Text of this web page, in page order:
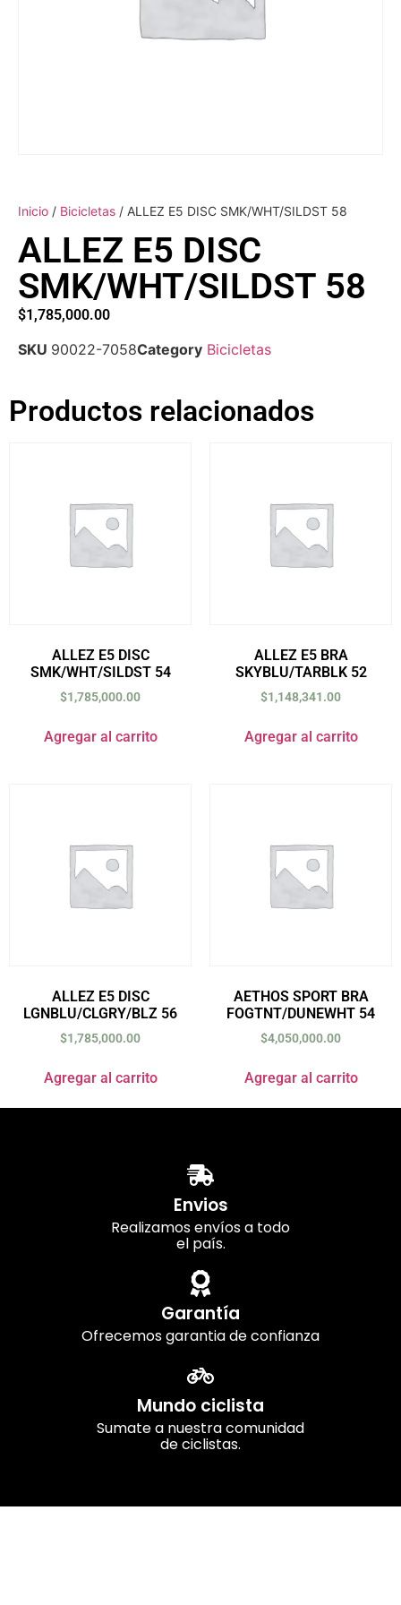
Inicio / Bicicletas / ALLEZ E5 DISC SMK/WHT/SILDST 58
ALLEZ E5 DISC
SMK/WHT/SILDST 58
$1,785,000.00
SKU 90022-7058Category Bicicletas
Productos relacionados
ALLEZ E5 DISC
SMK/WHT/SILDST 54
$1,785,000.00
Agregar al carrito
ALLEZ E5 BRA
SKYBLU/TARBLK 52
$1,148,341.00
Agregar al carrito
ALLEZ E5 DISC
LGNBLU/CLGRY/BLZ 56
$1,785,000.00
Agregar al carrito
AETHOS SPORT BRA
FOGTNT/DUNEWHT 54
$4,050,000.00
Agregar al carrito
Envios
Realizamos envíos a todo
el país.
Garantía
Ofrecemos garantia de confianza
Mundo ciclista
Sumate a nuestra comunidad
de ciclistas.